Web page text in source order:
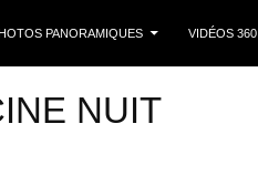
PANORAMIQUES VIDÉOS 360
NUIT